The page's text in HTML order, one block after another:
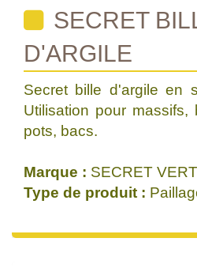
SECRET
D'ARGILE
Secret bille d'argile en
Utilisation pour massifs,
pots, bacs.
Marque : SECRET VERT
Type de produit :